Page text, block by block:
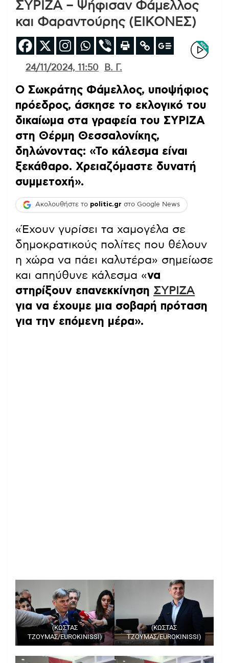
ΣΥΡΙΖΑ – Ψήφισαν Φάμελλος
και Φαραντούρης (ΕΙΚΟΝΕΣ)
24/11/2024, 11:50 Β. Γ.
Ο Σωκράτης Φάμελλος, υποψήφιος
πρόεδρος, άσκησε το εκλογικό του
δικαίωμα στα γραφεία του ΣΥΡΙΖΑ
στη Θέρμη Θεσσαλονίκης,
δηλώνοντας: «Το κάλεσμα είναι
ξεκάθαρο. Χρειαζόμαστε δυνατή
συμμετοχή».
Ακολουθήστε το politic.gr στο Google News
«Έχουν γυρίσει τα χαμογέλα σε
δημοκρατικούς πολίτες που θέλουν
η χώρα να πάει καλυτέρα» σημείωσε
και απηύθυνε κάλεσμα «να
στηρίξουν επανεκκίνηση ΣΥΡΙΖΑ
για να έχουμε μια σοβαρή πρόταση
για την επόμενη μέρα».
(ΚΩΣΤΑΣ
ΤΖΟΥΜΑΣ/EUROKINISSI)
(ΚΩΣΤΑΣ
ΤΖΟΥΜΑΣ/EUROKINISSI)